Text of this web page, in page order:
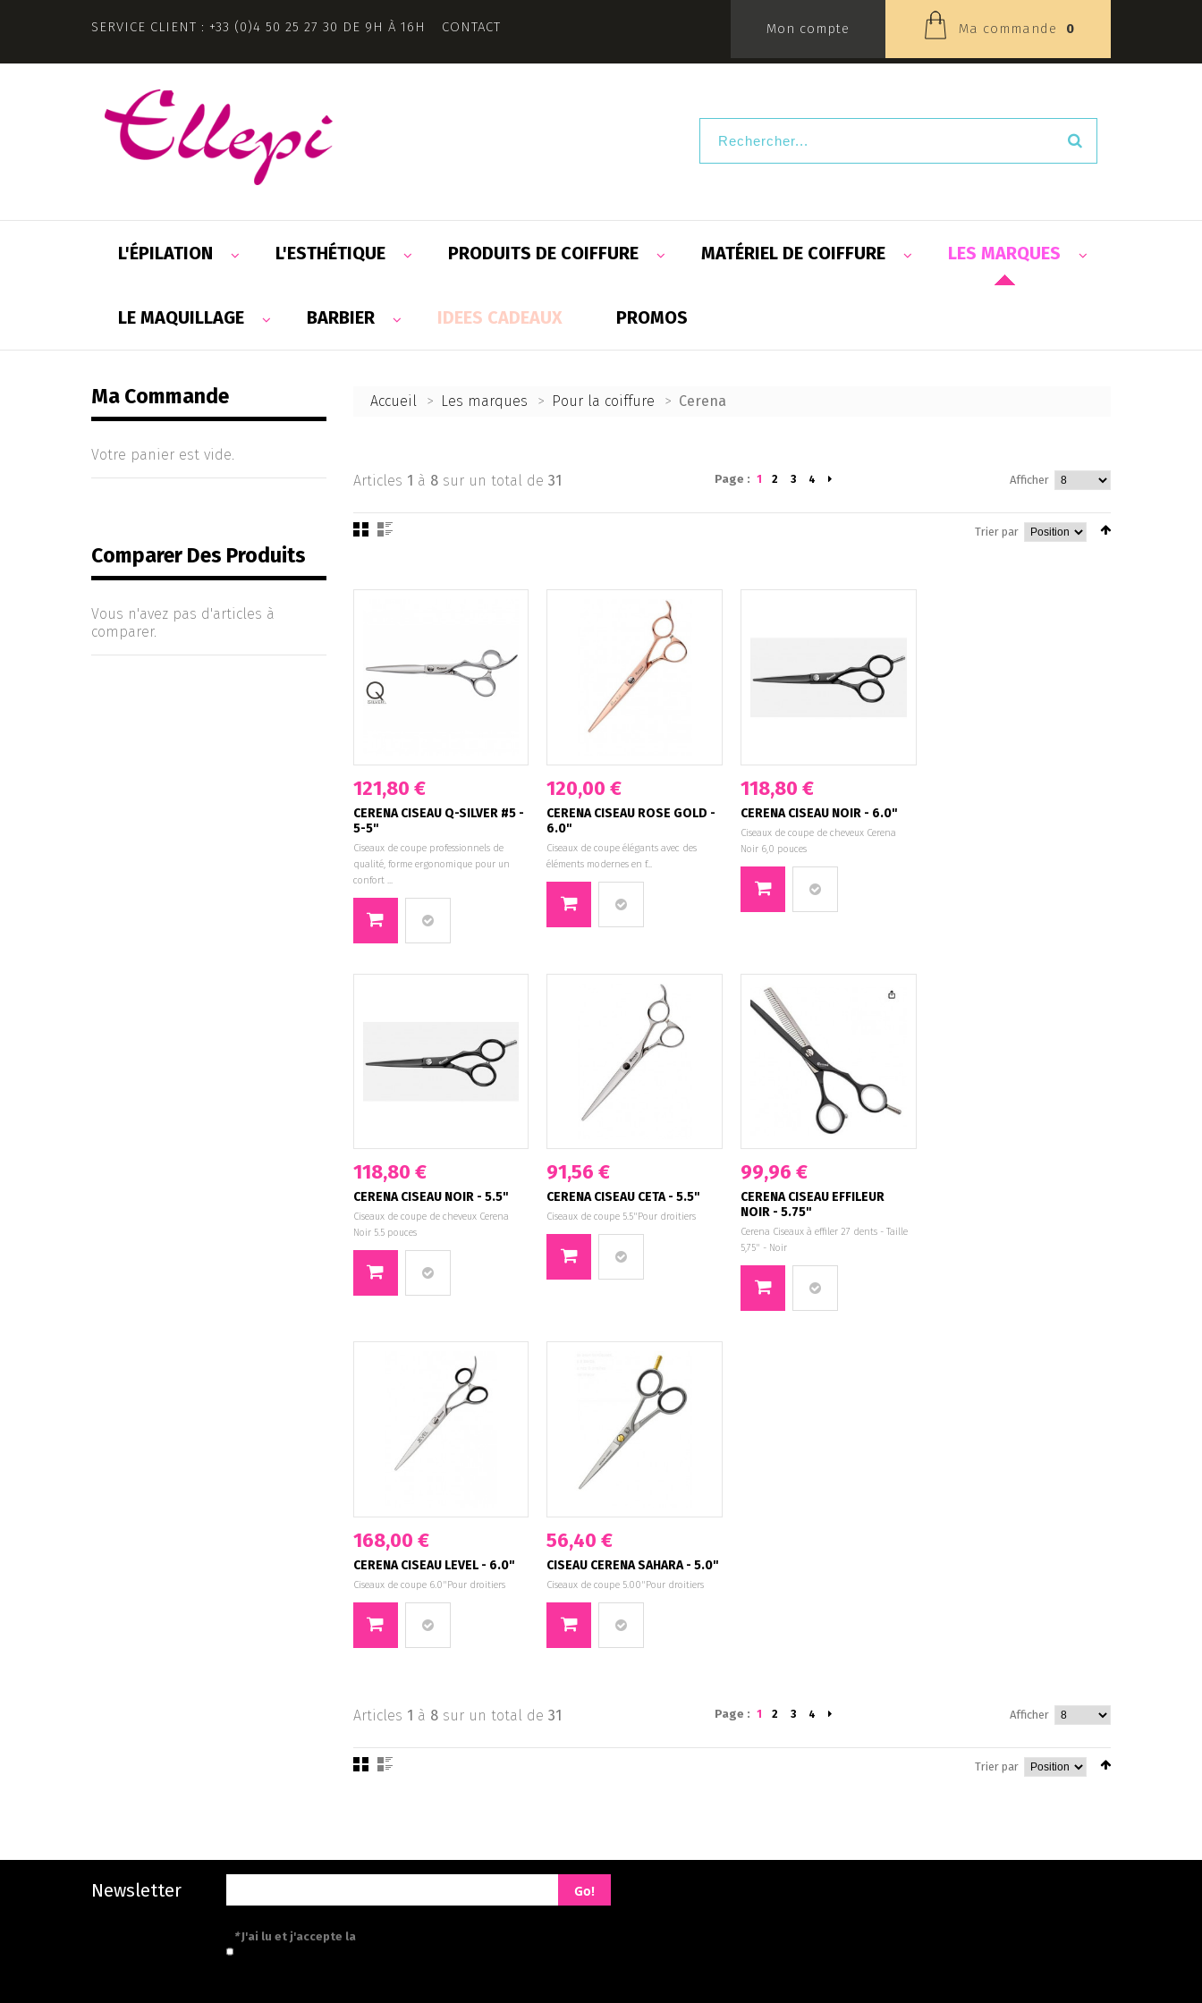
Mon compte Ma commande 0
SERVICE CLIENT : +33 (0)4 50 25 27 30 DE 9H À 16H CONTACT
L'ÉPILATION L'ESTHÉTIQUE PRODUITS DE COIFFURE MATÉRIEL DE COIFFURE LES MARQUES
LE MAQUILLAGE BARBIER IDEES CADEAUX PROMOS
Accueil > Les marques > Pour la coiffure > Cerena
Articles 1 à 8sur un total de 31 Afficher
Page : 1 2 3 4
Trier par
121,80 €
CERENA CISEAU Q-SILVER #5 -
5-5"
Ciseaux de coupe professionnels de
qualité, forme ergonomique pour un
confort ...
120,00 €
CERENA CISEAU ROSE GOLD -
6.0"
Ciseaux de coupe élégants avec des
éléments modernes en f...
118,80 €
CERENA CISEAU NOIR - 6.0"
Ciseaux de coupe de cheveux Cerena
Noir 6,0 pouces
118,80 €
CERENA CISEAU NOIR - 5.5"
Ciseaux de coupe de cheveux Cerena
Noir 5.5 pouces
91,56 €
CERENA CISEAU CETA - 5.5"
Ciseaux de coupe 5.5"Pour droitiers
99,96 €
CERENA CISEAU EFFILEUR
NOIR - 5.75"
Cerena Ciseaux à effiler 27 dents - Taille
5,75" - Noir
168,00 €
CERENA CISEAU LEVEL - 6.0"
Ciseaux de coupe 6.0"Pour droitiers
56,40 €
CISEAU CERENA SAHARA - 5.0"
Ciseaux de coupe 5.00"Pour droitiers
Articles 1 à 8sur un total de 31 Afficher
Page : 1 2 3 4
Trier par
Ma Commande
Votre panier est vide.
Comparer Des Produits
Vous n'avez pas d'articles à
comparer.
Newsletter Go!
*J'ai lu et j'accepte la